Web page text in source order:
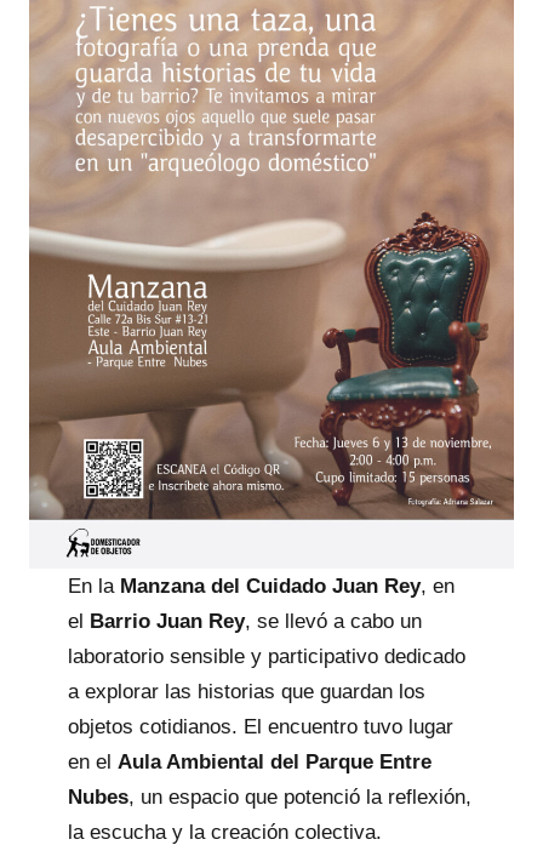
En la Manzana del Cuidado Juan Rey, en
el Barrio Juan Rey, se llevó a cabo un
laboratorio sensible y participativo dedicado
a explorar las historias que guardan los
objetos cotidianos. El encuentro tuvo lugar
en el Aula Ambiental del Parque Entre
Nubes, un espacio que potenció la reflexión,
la escucha y la creación colectiva.